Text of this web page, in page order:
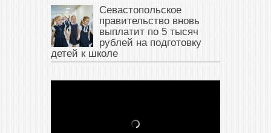
Севастопольское
правительство вновь
выплатит по 5 тысяч
рублей на подготовку
детей к школе
В Крыму у жителя Саки